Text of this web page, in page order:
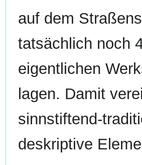
auf dem
tatsächlich noch
eigentlichen
lagen. Damit
sinnstiftend-
deskriptive